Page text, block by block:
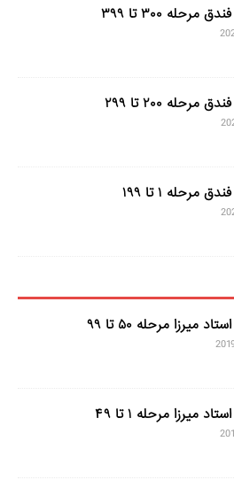
۳۰۰ تا ۳۹۹
۲۰۰ تا ۲۹۹
مرحله ۱ تا ۱۹۹
میرزا مرحله ۵۰ تا ۹۹
میرزا مرحله ۱ تا ۴۹